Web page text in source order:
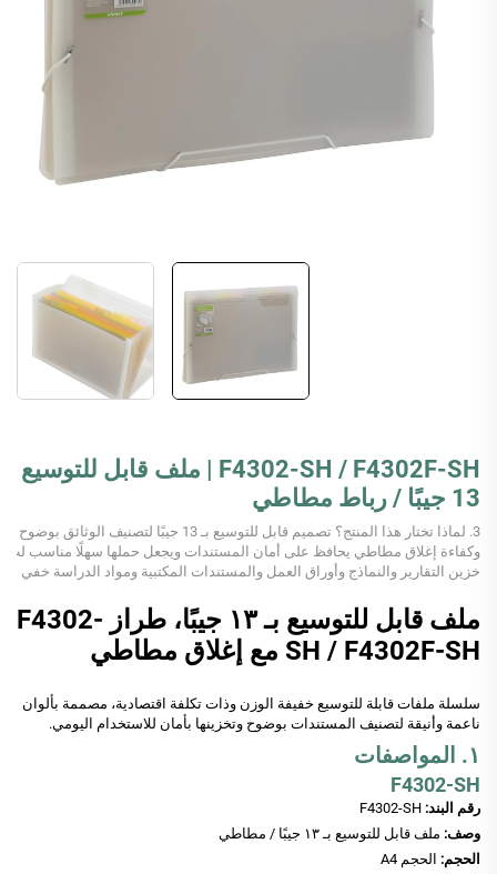
F4302-SH / F4302F-SH | ملف قابل للتوسيع
13 جيبًا / رباط مطاطي
3. لماذا تختار هذا المنتج؟ تصميم قابل للتوسيع بـ 13 جيبًا لتصنيف الوثائق بوضوح
وكفاءة إغلاق مطاطي يحافظ على أمان المستندات ويجعل حملها سهلًا مناسب لت
خزين التقارير والنماذج وأوراق العمل والمستندات المكتبية ومواد الدراسة خفي
ملف قابل للتوسيع بـ ١٣ جيبًا، طراز F4302-
SH / F4302F-SH مع إغلاق مطاطي
سلسلة ملفات قابلة للتوسيع خفيفة الوزن وذات تكلفة اقتصادية، مصممة بألوان
ناعمة وأنيقة لتصنيف المستندات بوضوح وتخزينها بأمان للاستخدام اليومي.
١. المواصفات
F4302-SH
رقم البند: F4302-SH
وصف: ملف قابل للتوسيع بـ ١٣ جيبًا / مطاطي
الحجم: الحجم A4